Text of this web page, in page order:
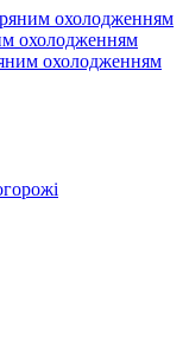
охолодженням
охолодженням
охолодженням